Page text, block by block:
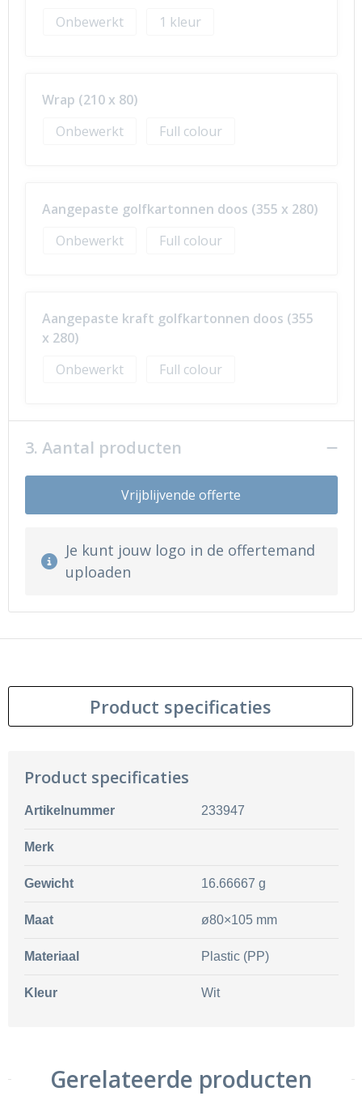
Onbewerkt
1
Wrap (210 x 80)
Onbewerkt
Full colour
Aangepaste golfkartonnen doos (355 x 280)
Onbewerkt
Full colour
Aangepaste kraft golfkartonnen doos (355
x 280)
Onbewerkt
Full colour
3. Aantal producten
Vrijblijvende offerte
Je kunt jouw logo in de offertemand
uploaden
Product specificaties
Product specificaties
Artikelnummer 233947
Merk
Gewicht 16.66667 g
Maat ø80×105 mm
Materiaal Plastic (PP)
Kleur Wit
Gerelateerde producten